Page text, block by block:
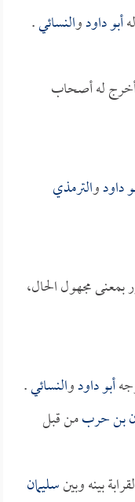
أبو داودوالنسائي.
له أصحاب
داودوالترمذي
مجهول الحال،
أبو داودوالنسائي.
بن حربمن قبل
بينه وبينسليمان